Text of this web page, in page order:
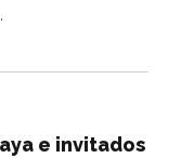
e invitados